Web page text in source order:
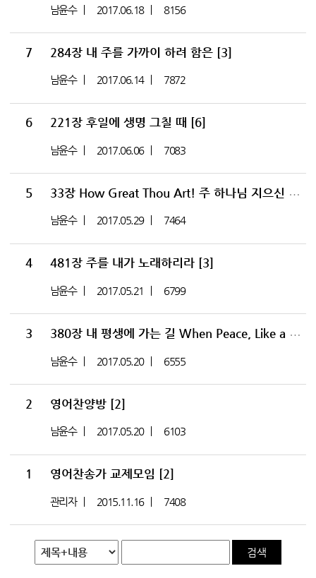
남윤수 2017.06.18 8156
7 284장 내 주를 가까이 하려 함은 [3]
남윤수 2017.06.14 7872
6 221장 후일에 생명 그칠 때 [6]
남윤수 2017.06.06 7083
5 33장 How Great Thou Art! 주 하나님 지으신 모든 세계
남윤수 2017.05.29 7464
4 481장 주를 내가 노래하리라 [3]
남윤수 2017.05.21 6799
3 380장 내 평생에 가는 길 When Peace, Like a River, Attendeth My Way
남윤수 2017.05.20 6555
2 영어찬양방 [2]
남윤수 2017.05.20 6103
1 영어찬송가 교제모임 [2]
관리자 2015.11.16 7408
검색